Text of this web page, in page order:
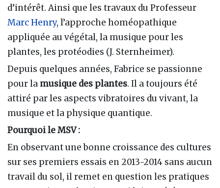
d’intérêt. Ainsi que les travaux du Professeur
Marc Henry, l’approche homéopathique
appliquée au végétal, la musique pour les
plantes, les protéodies (J. Sternheimer).
Depuis quelques années, Fabrice se passionne
pour la musique des plantes. Il a toujours été
attiré par les aspects vibratoires du vivant, la
musique et la physique quantique.
Pourquoi le MSV :
En observant une bonne croissance des cultures
sur ses premiers essais en 2013-2014 sans aucun
travail du sol, il remet en question les pratiques